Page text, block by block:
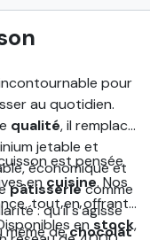
pour
au quotidien.
qualité, il remplace
jetable et
économique et
pâtisseriecomme
: qu’il s’agisse
même dechocolat
est pensée
en cuisine. Nos
tout en offrant
en stock,